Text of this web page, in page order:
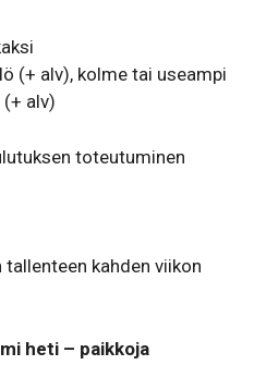
(+ alv), kolme tai useampi
alv)
toteutuminen
kahden viikon
heti – paikkoja